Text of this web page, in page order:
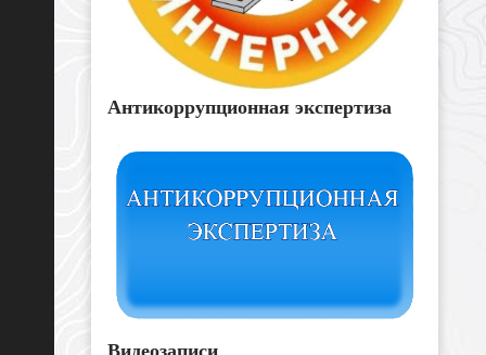
Антикоррупционная экспертиза